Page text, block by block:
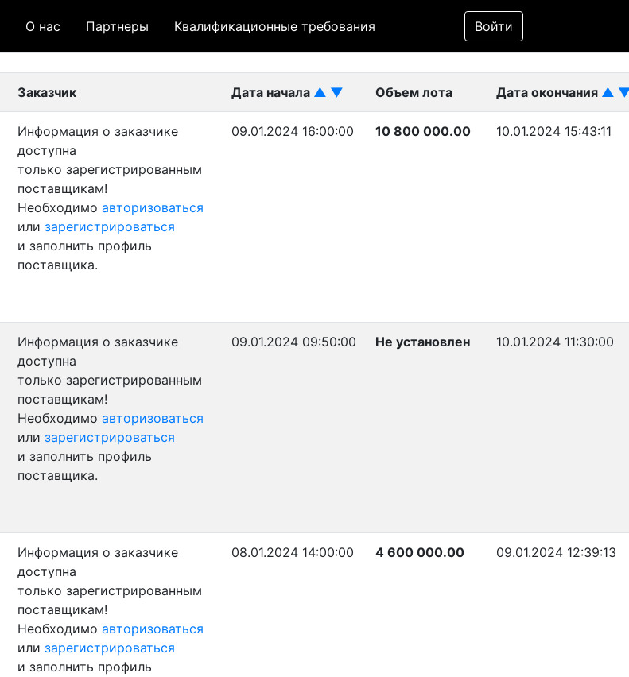
О нас Партнеры Квалификационные требования Войти
Фильтр
Заказчик Дата начала ▲ ▼ Объем лота Дата окончания ▲
Информация о заказчике
доступна
только зарегистрированным
поставщикам!
Необходимо авторизоваться
или зарегистрироваться
и заполнить профиль
поставщика.
09.01.2024 16:00:00 10 800 000.00 10.01.2024 15:43:11
Информация о заказчике
доступна
только зарегистрированным
поставщикам!
Необходимо авторизоваться
или зарегистрироваться
и заполнить профиль
поставщика.
09.01.2024 09:50:00 Не установлен 10.01.2024 11:30:00
Информация о заказчике
доступна
только зарегистрированным
поставщикам!
Необходимо авторизоваться
или зарегистрироваться
и заполнить профиль
08.01.2024 14:00:00 4 600 000.00 09.01.2024 12:39:13